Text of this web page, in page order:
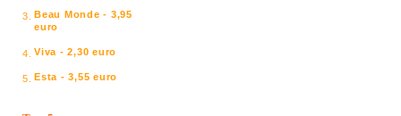
3. Beau Monde - 3,95
euro
4. Viva - 2,30 euro
5. Esta - 3,55 euro